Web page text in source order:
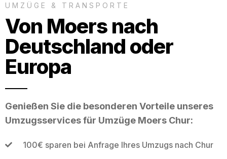
UMZÜGE & TRANSPORTE
Von Moers nach
Deutschland oder
Europa
Genießen Sie die besonderen Vorteile unseres
Umzugsservices für Umzüge Moers Chur:
100€ sparen bei Anfrage Ihres Umzugs nach Chur